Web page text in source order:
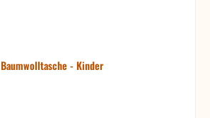
Baumwolltasche - Kinder